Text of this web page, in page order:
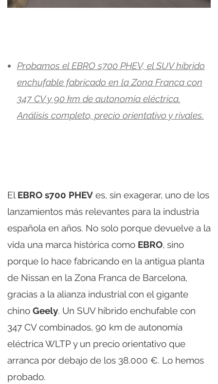
Probamos el EBRO s700 PHEV, el SUV híbrido
enchufable fabricado en la Zona Franca con
347 CV y 90 km de autonomía eléctrica.
Análisis completo, precio orientativo y rivales.
El EBRO s700 PHEV es, sin exagerar, uno de los
lanzamientos más relevantes para la industria
española en años. No solo porque devuelve a la
vida una marca histórica como EBRO, sino
porque lo hace fabricando en la antigua planta
de Nissan en la Zona Franca de Barcelona,
gracias a la alianza industrial con el gigante
chino Geely. Un SUV híbrido enchufable con
347 CV combinados, 90 km de autonomía
eléctrica WLTP y un precio orientativo que
arranca por debajo de los 38.000 €. Lo hemos
probado.